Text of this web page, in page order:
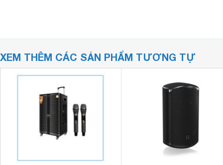
XEM THÊM CÁC SẢN PHẨM TƯƠNG TỰ